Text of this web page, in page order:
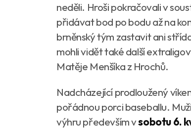
neděli. Hroši pokračovali v
přidávat bod po bodu až na
brněnský tým zastavit ani
mohli vidět také další
Matěje Menšíka z Hrochů.
Nadcházející prodloužený
pořádnou porci baseballu.
výhru především vsobotu 6.